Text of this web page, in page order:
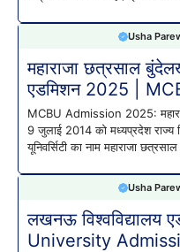
Usha
महाराजा छत्रसाल
एडमिशन 2025 |
MCBU Admission 2025:
9 जुलाई 2014 को मध्यप्रदेश राज्य
यूनिवर्सिटी का नाम महाराजा
Usha
लखनऊ
University